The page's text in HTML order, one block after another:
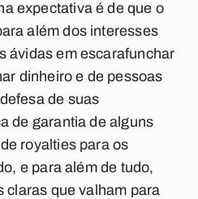
expectativa é de que o
além dos interesses
ávidas em escarafunchar
dinheiro e de pessoas
de suas
de garantia de alguns
royalties para os
e para além de tudo,
claras que valham para